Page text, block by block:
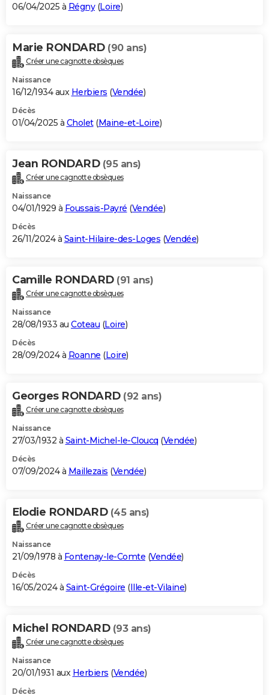
06/04/2025 à Régny(Loire)
Marie RONDARD (90 ans)
Créer une cagnotte obsèques
Naissance
16/12/1934 aux Herbiers (Vendée)
Décès
01/04/2025 à Cholet(Maine-et-Loire)
Jean RONDARD (95 ans)
Créer une cagnotte obsèques
Naissance
04/01/1929 à Foussais-Payré (Vendée)
Décès
26/11/2024 à Saint-Hilaire-des-Loges (Vendée)
Camille RONDARD (91 ans)
Créer une cagnotte obsèques
Naissance
28/08/1933 au Coteau (Loire)
Décès
28/09/2024 à Roanne (Loire)
Georges RONDARD (92 ans)
Créer une cagnotte obsèques
Naissance
27/03/1932 à Saint-Michel-le-Cloucq (Vendée)
Décès
07/09/2024 à Maillezais (Vendée)
Elodie RONDARD (45 ans)
Créer une cagnotte obsèques
Naissance
21/09/1978 à Fontenay-le-Comte (Vendée)
Décès
16/05/2024 à Saint-Grégoire (Ille-et-Vilaine)
Michel RONDARD (93 ans)
Créer une cagnotte obsèques
Naissance
20/01/1931 aux Herbiers (Vendée)
Décès